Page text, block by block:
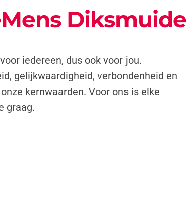
Diksmuide
iedereen, dus ook voor jou.
gelijkwaardigheid, verbondenheid en
kernwaarden. Voor ons is elke
graag.